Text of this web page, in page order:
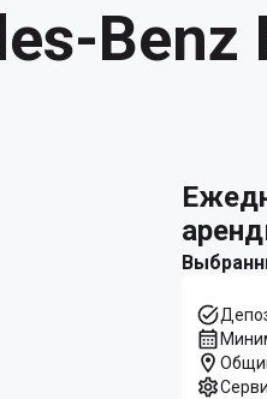
Benz
ежедневно Предложение